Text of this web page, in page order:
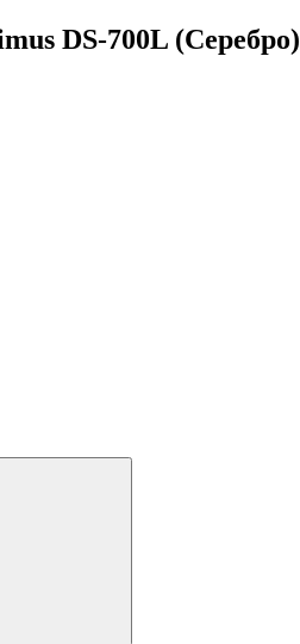
DS-700L (Серебро)